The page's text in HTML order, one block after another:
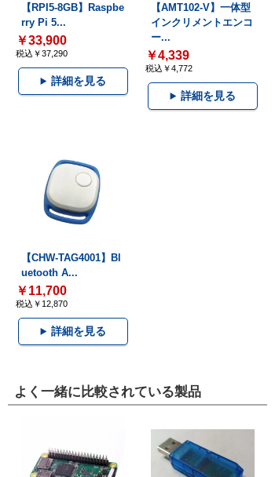
【RPI5-8GB】Raspbe
rry Pi 5...
￥33,900
税込￥37,290
詳細を見る
【AMT102-V】一体型
インクリメントエンコ
ー...
￥4,339
税込￥4,772
詳細を見る
【CHW-TAG4001】Bl
uetooth A...
￥11,700
税込￥12,870
詳細を見る
よく一緒に比較されている製品